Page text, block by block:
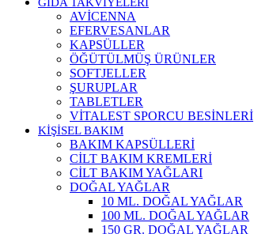
GIDA TAKVİYELERİ
AVİCENNA
EFERVESANLAR
KAPSÜLLER
ÖĞÜTÜLMÜŞ ÜRÜNLER
SOFTJELLER
ŞURUPLAR
TABLETLER
VİTALEST SPORCU BESİNLERİ
KİŞİSEL BAKIM
BAKIM KAPSÜLLERİ
CİLT BAKIM KREMLERİ
CİLT BAKIM YAĞLARI
DOĞAL YAĞLAR
10 ML. DOĞAL YAĞLAR
100 ML. DOĞAL YAĞLAR
150 GR. DOĞAL YAĞLAR